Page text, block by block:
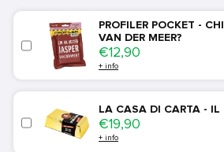
PROFILER POCKET -
VAN DER MEER?
Price
€12,90
+ info
LA CASA DI CARTA - IL
Price
€19,90
+ info